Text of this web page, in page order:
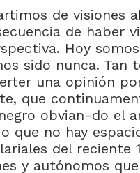
de visiones
de haber
Hoy
sido nunca. Tan
una opinión
que
obvian-do el
que no hay
del reciente
y autónomos